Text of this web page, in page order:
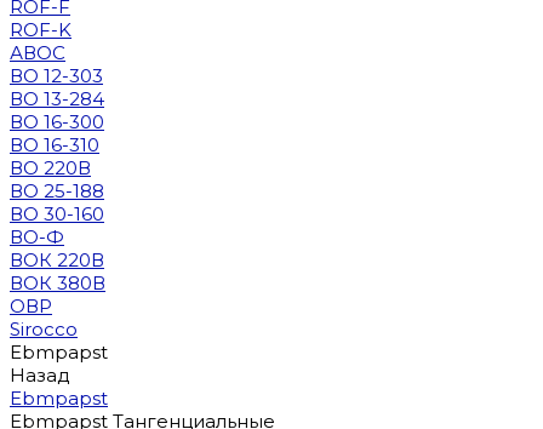
ROF-F
ROF-K
АВОС
ВО 12-303
ВО 13-284
ВО 16-300
ВО 16-310
ВО 220В
ВО 25-188
ВО 30-160
ВО-Ф
ВОК 220В
ВОК 380В
ОВР
Sirocco
Ebmpapst
Назад
Ebmpapst
Ebmpapst Тангенциальные